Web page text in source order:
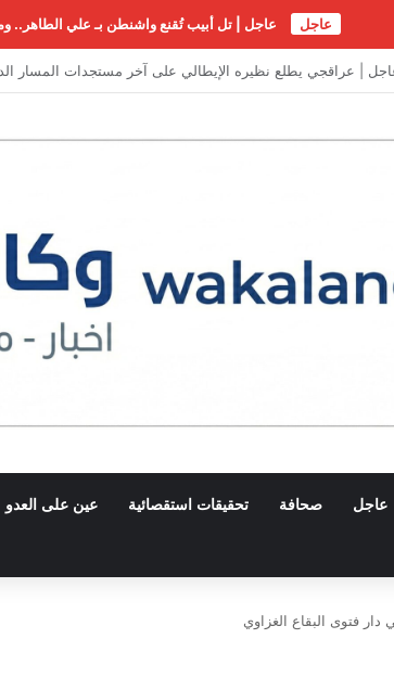
عاجل عاجل | تل أبيب تُقنع واشنطن بـ علي الطاهر..
عاجل صحافة تحقيقات استقصائية عين على العدو
فتوى البقاع الغزاوي